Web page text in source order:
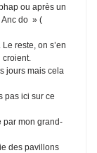
ou après un
Anc do » (
reste, on s’en
jours mais cela
pas ici sur ce
par mon grand-
des pavillons